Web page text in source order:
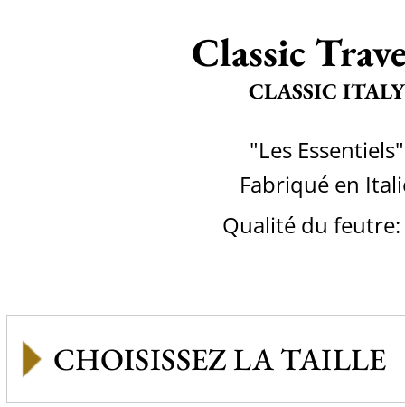
Classic
CLASSIC ITALY
"Les Essentiels"
Fabriqué en
Qualité du feutre: